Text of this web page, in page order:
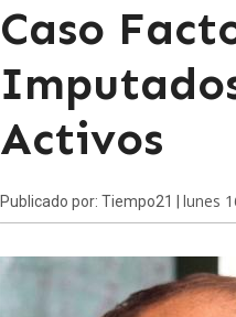
Caso
Activos
Publicado por: Tiempo21 | lunes